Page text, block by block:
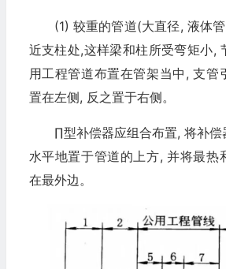
(1) 较重的管道(大直径, 液体
近支柱处,这样梁和柱所受弯矩小,
用工程管道布置在管架当中, 支管
置在左侧, 反之置于右侧。
∏型补偿器应组合布置, 将补
水平地置于管道的上方, 并将最热
在最外边。